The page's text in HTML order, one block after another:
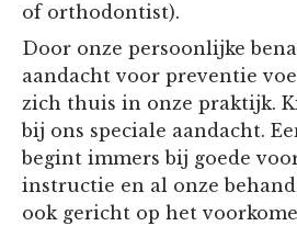
of orthodontist).
Door onze persoonlijke
aandacht voor preventie
zich thuis in onze praktijk.
bij ons speciale aandacht.
begint immers bij goede
instructie en al onze
ook gericht op het